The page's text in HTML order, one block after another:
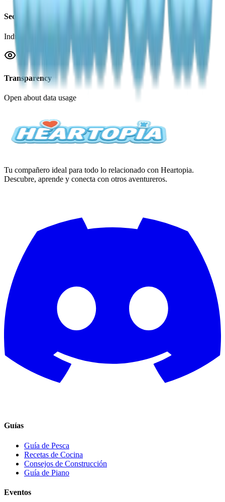
Secure Site
Industry standard security
Transparency
Open about data usage
Tu compañero ideal para todo lo relacionado con Heartopia.
Descubre, aprende y conecta con otros aventureros.
Guías
Guía de Pesca
Recetas de Cocina
Consejos de Construcción
Guía de Piano
Eventos